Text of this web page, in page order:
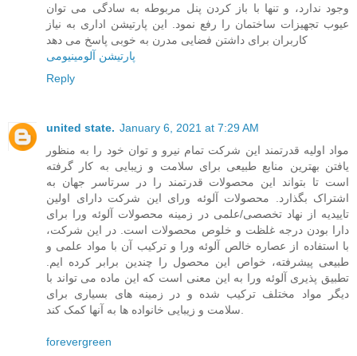
وجود ندارد، و تنها با باز کردن پنل مربوطه به سادگی می توان
عیوب تجهیزات ساختمان را رفع نمود. این پارتیشن اداری به نیاز
کاربران برای داشتن فضایی مدرن به خوبی پاسخ می دهد
پارتیشن آلومینیومی
Reply
united state. January 6, 2021 at 7:29 AM
مواد اولیه قدرتمند این شرکت تمام نیرو و توان خود را به منظور
یافتن بهترین منابع طبیعی برای سلامت و زیبایی به کار گرفته
است تا بتواند این محصولات قدرتمند را در سرتاسر جهان به
اشتراک بگذارد. محصولات آلوئه ورای این شرکت دارای اولین
تاییدیه از نهاد تخصصی/علمی در زمینه محصولات آلوئه ورا برای
دارا بودن درجه غلظت و خلوص محصولات است. در این شرکت،
با استفاده از عصاره خالص آلوئه ورا و ترکیب آن با مواد علمی و
طبیعی پیشرفته، خواص این محصول را چندین برابر کرده ایم.
تطبیق پذیری آلوئه ورا به این معنی است که این ماده می تواند با
دیگر مواد مختلف ترکیب شده و در زمینه های بسیاری برای
forevergreen